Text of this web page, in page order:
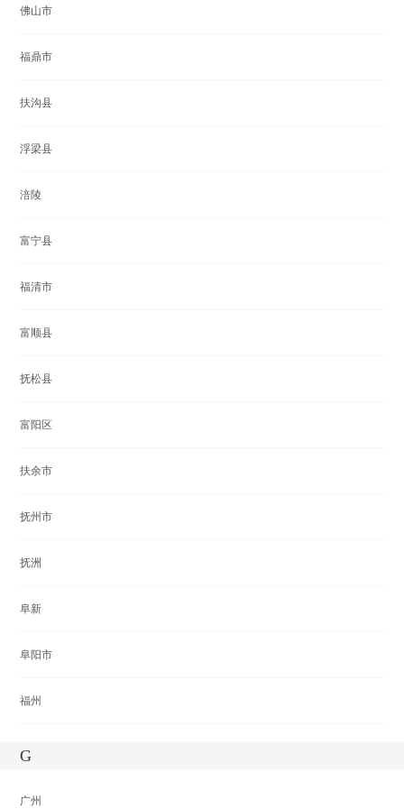
佛山市
福鼎市
扶沟县
浮梁县
涪陵
富宁县
福清市
富顺县
抚松县
富阳区
扶余市
抚州市
抚洲
阜新
阜阳市
福州
G
广州